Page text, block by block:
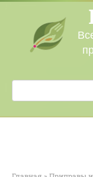
Перейти
контенту
Поиск: